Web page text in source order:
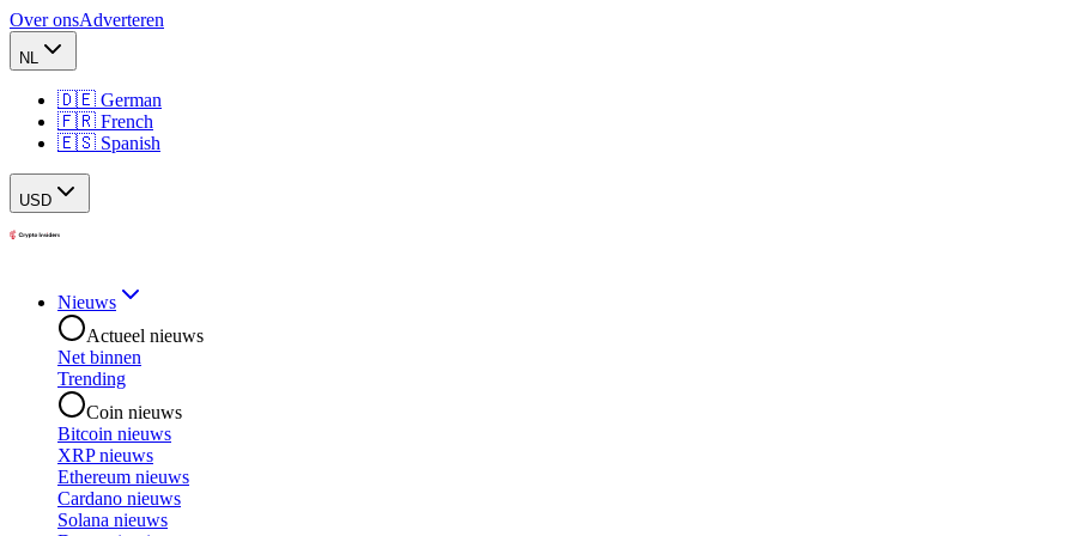
Over onsAdverteren
NL
🇩🇪 German
🇫🇷 French
🇪🇸 Spanish
USD
Nieuws
Actueel nieuws
Net binnen
Trending
Coin nieuws
Bitcoin nieuws
XRP nieuws
Ethereum nieuws
Cardano nieuws
Solana nieuws